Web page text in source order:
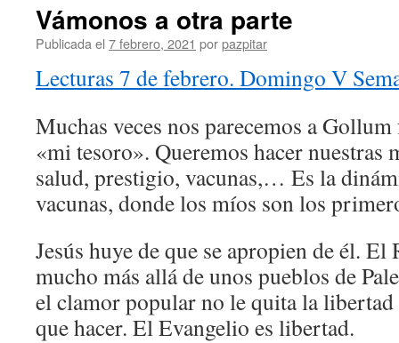
Vámonos a otra parte
Publicada el 7 febrero, 2021 porpazpitar
Lecturas 7 de febrero. Domingo V
Muchas veces nos parecemos a
«mi tesoro». Queremos hacer nuestras
salud, prestigio, vacunas,… Es la
vacunas, donde los míos son los
Jesús huye de que se apropien de él. El
mucho más allá de unos pueblos de
el clamor popular no le quita la libertad
que hacer. El Evangelio es libertad.